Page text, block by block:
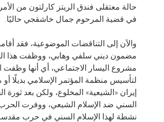
حالة معتقلى فندق الريتز كارلتون من
في قضية المرحوم جمال خاشقجي حاليًا.
والآن إلى التناقضات الموضوعية، فقد
مضمون ديني سلفي وهابي، ووظفت هذا
مشروع اليسار الاجتماعي، أي أنها
لتأسيس منظمة المؤتمر الإسلامي بديلًا
إيران «الشيعية» المخلوع، ولكن بعد
السني ضد الإسلام الشيعي، ووفرت الحرب
نشطة لهذا الإسلام السني في حرب مقدسة